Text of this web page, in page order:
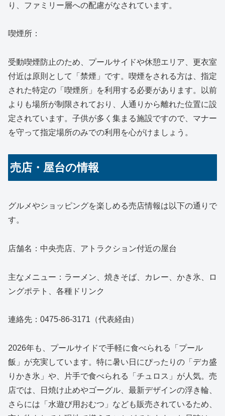
り、ファミリー層への配慮がなされています。
喫煙所：
受動喫煙防止のため、プールサイドや休憩エリア、更衣室
付近は原則として「禁煙」です。喫煙をされる方は、指定
された特定の「喫煙所」を利用する必要があります。以前
よりも場所が制限されており、人通りから離れた位置に設
定されています。子供が多く集まる施設ですので、マナー
を守って指定場所のみでの利用を心がけましょう。
売店・屋台の情報
グルメやショッピングを楽しめる売店情報は以下の通りで
す。
店舗名：中央売店、アトラクション付近の屋台
主なメニュー：ラーメン、焼きそば、カレー、かき氷、ロ
ングポテト、各種ドリンク
連絡先：0475-86-3171（代表経由）
2026年も、プールサイドで手軽に食べられる「プール
飯」が充実しています。特に暑い日にぴったりの「デカ盛
りかき氷」や、片手で食べられる「チュロス」が人気。売
店では、日焼け止めやゴーグル、最新デザインの浮き輪、
さらには「水遊び用おむつ」なども販売されているため、